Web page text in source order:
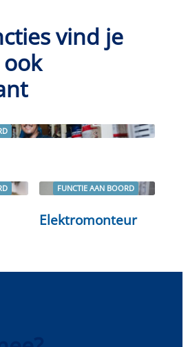
vind je
FUNCTIE AAN BOORD
Elektromonteur